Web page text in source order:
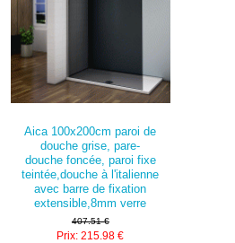
Aica 100x200cm paroi de
douche grise, pare-
douche foncée, paroi fixe
teintée,douche à l'italienne
avec barre de fixation
extensible,8mm verre
407.51 €
Prix: 215.98 €